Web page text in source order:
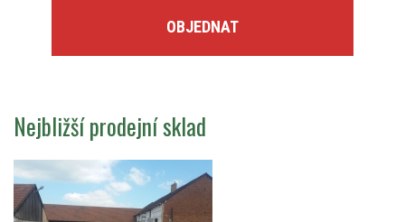
OBJEDNAT
Nejbližší prodejní sklad